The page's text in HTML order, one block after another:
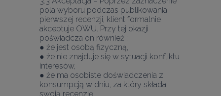
pola wyboru podczas publikowania
pierwszej recenzji, klient formalnie
akceptuje OWU. Przy tej okazji
poświadcza on również :
● że jest osobą fizyczną,
● że nie znajduje się w sytuacji konfliktu
interesów,
● że ma osobiste doświadczenia z
konsumpcją w dniu, za który składa
swoją recenzję,